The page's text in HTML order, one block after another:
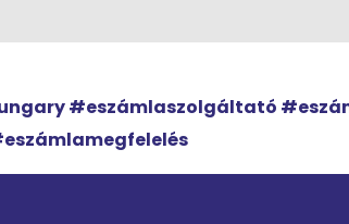
#eszámlaszolgáltató